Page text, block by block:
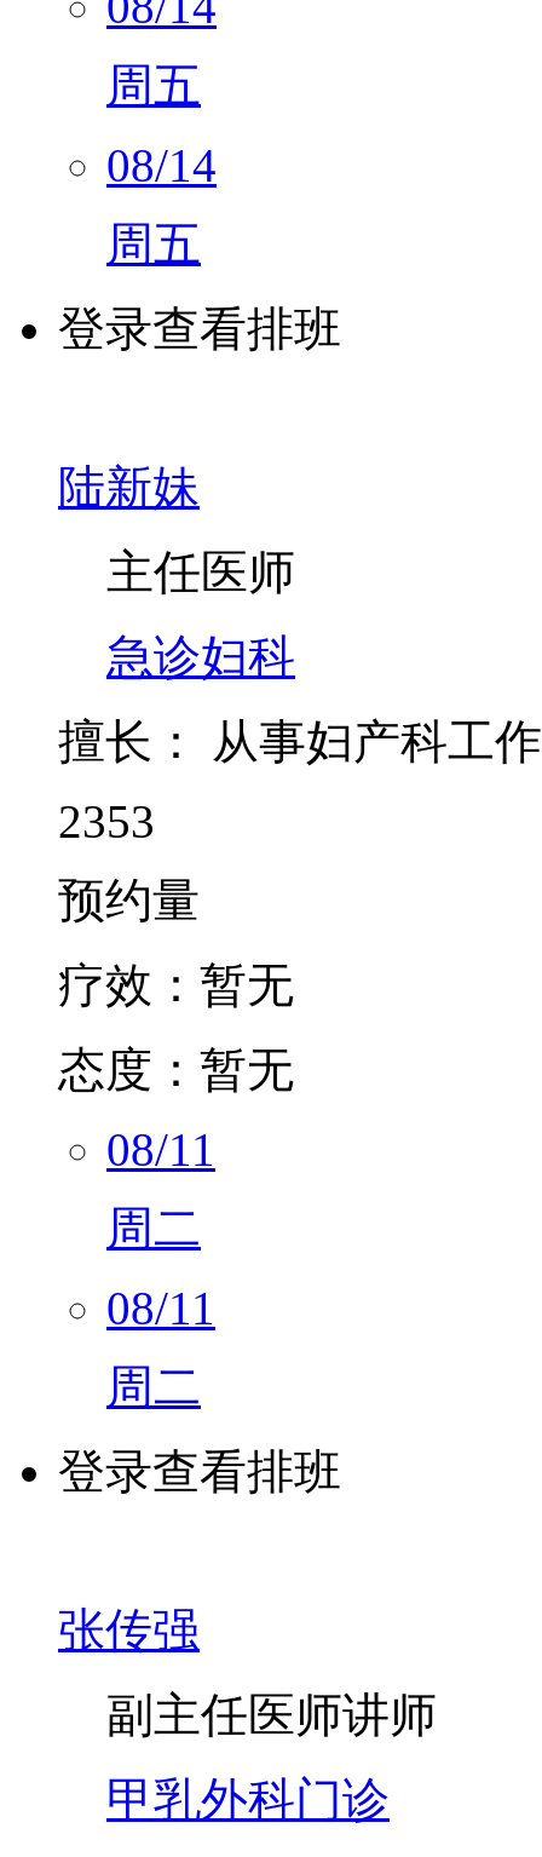
周五
08/14
周五
登录查看排班
陆新妹
主任医师
急诊妇科
擅长：
从事妇产科工
2353
预约量
疗效： 暂无
态度： 暂无
08/11
周二
08/11
周二
登录查看排班
张传强
副主任医师讲师
甲乳外科门诊